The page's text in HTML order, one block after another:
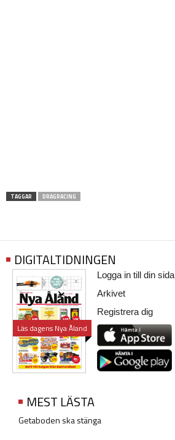
TAGGAR DRAGRACING
DIGITALTIDNINGEN
Läs dagens Nya Åland
Logga in till din sida
Arkivet
Registrera dig
MEST LÄSTA
Getaboden ska stänga